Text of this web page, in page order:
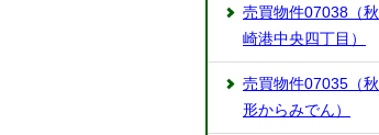
売買物件07038（
崎港中央四丁目）
売買物件07035（
形からみでん）